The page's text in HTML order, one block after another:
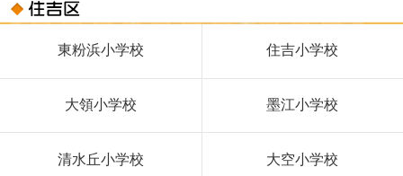
東粉浜小学校 住吉小学校
大領小学校 墨江小学校
清水丘小学校 大空小学校